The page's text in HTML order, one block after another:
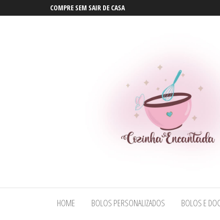
COMPRE SEM SAIR DE CASA
Maceió |
Bolos
Maceió |
Bolos
HOME BOLOS PERSONALIZADOS BOLOS E